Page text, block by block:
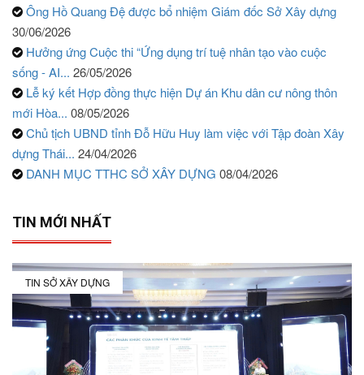
Ông Hồ Quang Đệ được bổ nhiệm Giám đốc Sở Xây dựng
30/06/2026
Hưởng ứng Cuộc thi “Ứng dụng trí tuệ nhân tạo vào cuộc
sống - AI... 26/05/2026
Lễ ký kết Hợp đồng thực hiện Dự án Khu dân cư nông thôn
mới Hòa... 08/05/2026
Chủ tịch UBND tỉnh Đỗ Hữu Huy làm việc với Tập đoàn Xây
dựng Thái... 24/04/2026
DANH MỤC TTHC SỞ XÂY DỰNG 08/04/2026
TIN MỚI NHẤT
TIN SỞ XÂY DỰNG